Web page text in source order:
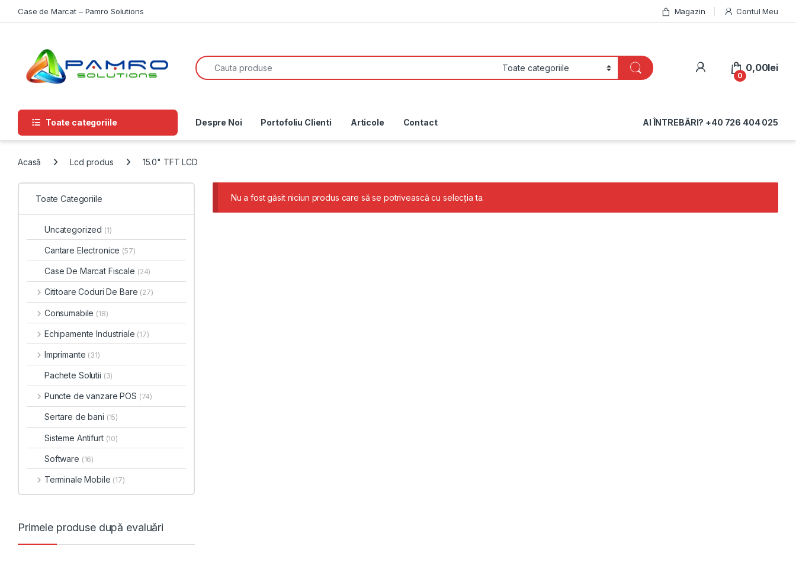
Case de Marcat – Pamro Solutions Magazin Contul Meu
Search for:
My Account
0
0,00lei
Toate categoriile Despre Noi Portofoliu Clienti Articole Contact AI ÎNTREBĂRI? +40 726 404 025
Acasă Lcd produs 15.0" TFT LCD
Nu a fost găsit niciun produs care să se potrivească cu selecția ta.
Toate Categoriile
Uncategorized (1)
Cantare Electronice (57)
Case De Marcat Fiscale (24)
Cititoare Coduri De Bare (27)
Consumabile (18)
Echipamente Industriale (17)
Imprimante (31)
Pachete Solutii (3)
Puncte de vanzare POS (74)
Sertare de bani (15)
Sisteme Antifurt (10)
Software (16)
Terminale Mobile (17)
Primele produse după evaluări